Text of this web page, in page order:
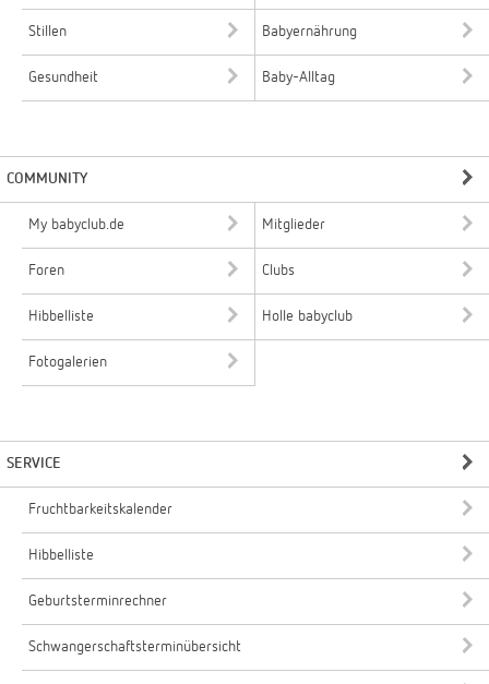
Stillen Babyernährung
Gesundheit Baby-Alltag
COMMUNITY
My babyclub.de Mitglieder
Foren Clubs
Hibbelliste Holle babyclub
Fotogalerien
SERVICE
Fruchtbarkeitskalender
Hibbelliste
Geburtsterminrechner
Schwangerschaftsterminübersicht